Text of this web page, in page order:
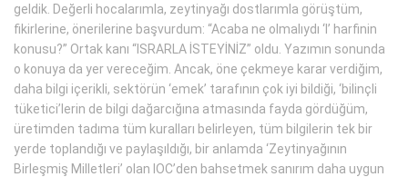
geldik. Değerli hocalarımla, zeytinyağı dostlarımla görüştüm,
fikirlerine, önerilerine başvurdum: “Acaba ne olmalıydı ‘I’ harfinin
konusu?” Ortak kanı “ISRARLA İSTEYİNİZ” oldu. Yazımın sonunda
o konuya da yer vereceğim. Ancak, öne çekmeye karar verdiğim,
daha bilgi içerikli, sektörün ‘emek’ tarafının çok iyi bildiği, ‘bilinçli
tüketici’lerin de bilgi dağarcığına atmasında fayda gördüğüm,
üretimden tadıma tüm kuralları belirleyen, tüm bilgilerin tek bir
yerde toplandığı ve paylaşıldığı, bir anlamda ‘Zeytinyağının
Birleşmiş Milletleri’ olan IOC’den bahsetmek sanırım daha uygun